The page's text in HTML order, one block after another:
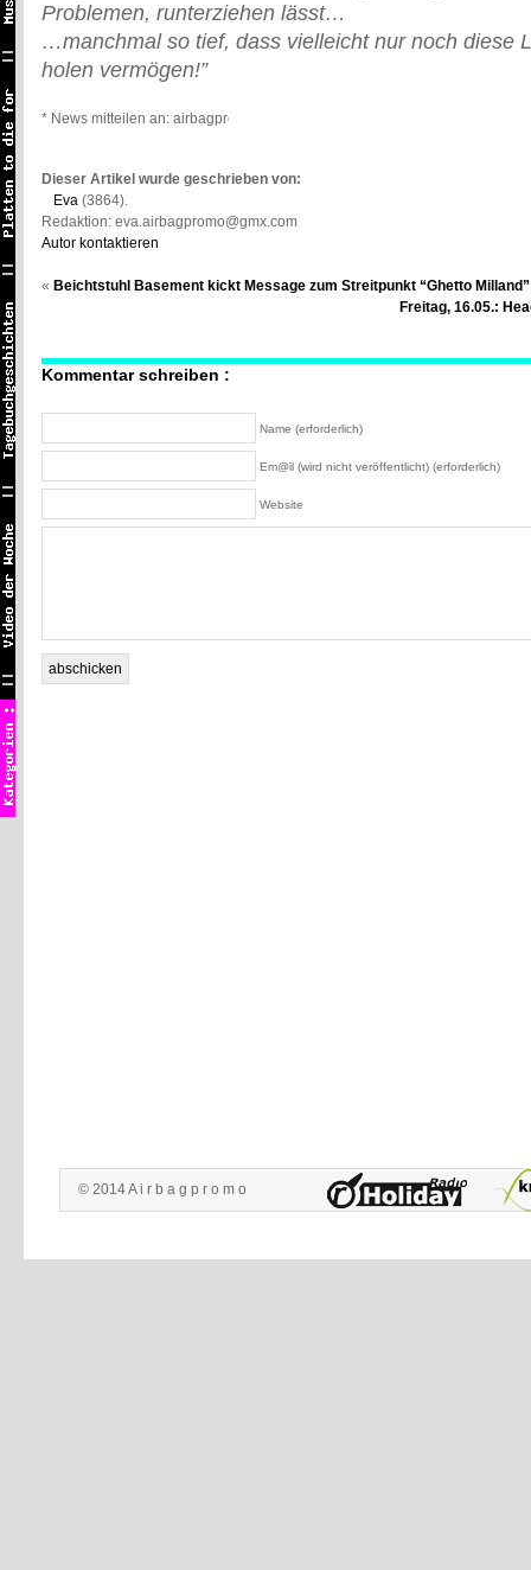
Problemen, runterziehen lässt…
…manchmal so tief, dass vielleicht nur noch diese
holen vermögen!”
* News mitteilen an: airbagpromo@gmail.com *
Dieser Artikel wurde geschrieben von:
Eva (3864).
Redaktion: eva.airbagpromo@gmx.com
Autor kontaktieren
« Beichtstuhl Basement kickt Message zum Streitpunkt “Ghetto Milland”
Freitag, 16.05.:
Kommentar schreiben :
Name (erforderlich)
Em@il (wird nicht veröffentlicht) (erforderlich)
Website
© 2014 A i r b a g p r o m o